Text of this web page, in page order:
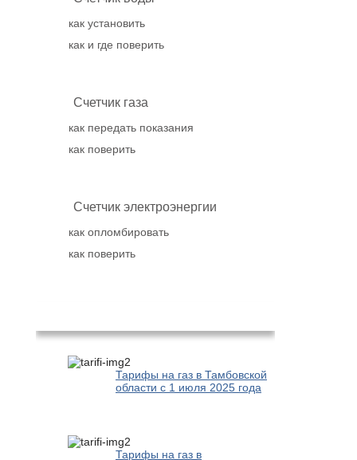
как установить
как и где поверить
Счетчик газа
как передать показания
как поверить
Счетчик электроэнергии
как опломбировать
как поверить
Тарифы на газ в Тамбовской
области с 1 июля 2025 года
Тарифы на газ в